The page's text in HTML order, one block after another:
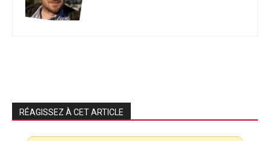
RÉAGISSEZ À CET ARTICLE